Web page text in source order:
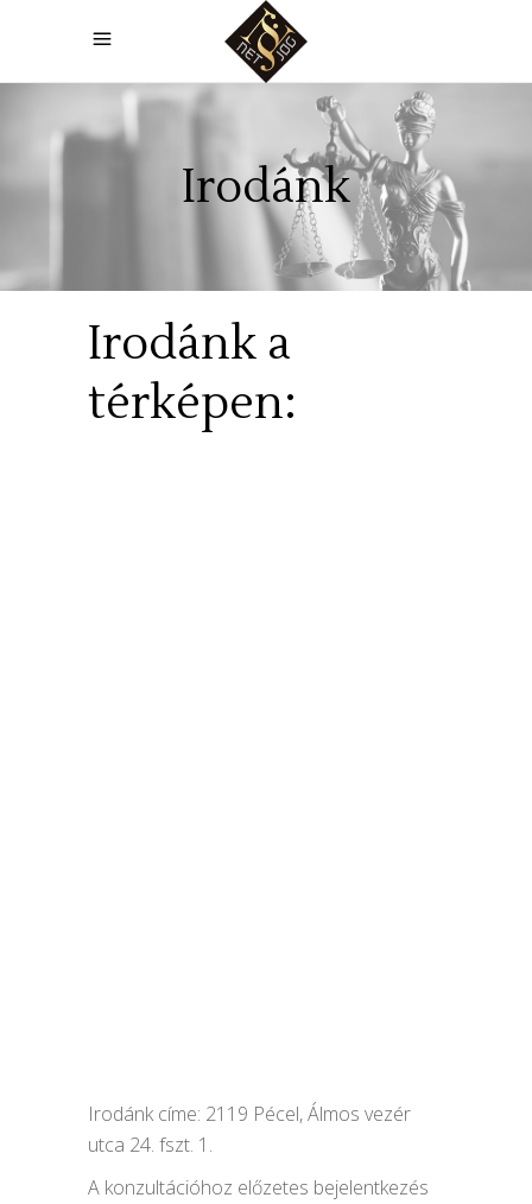
Irodánk
Irodánk a
térképen:
Irodánk címe: 2119 Pécel, Álmos vezér
utca 24. fszt. 1.
A konzultációhoz előzetes bejelentkezés